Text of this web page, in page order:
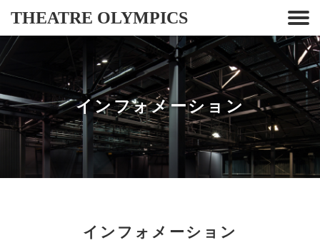
THEATRE OLYMPICS
インフォメーション
インフォメーション